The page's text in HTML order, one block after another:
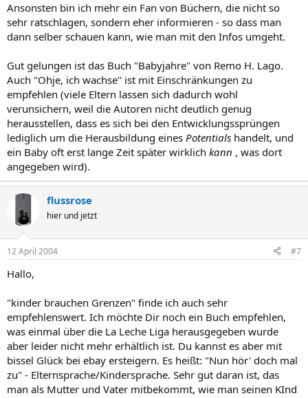
Ansonsten bin ich mehr ein Fan von Büchern, die nicht so
sehr ratschlagen, sondern eher informieren - so dass man
dann selber schauen kann, wie man mit den Infos umgeht.
Gut gelungen ist das Buch "Babyjahre" von Remo H. Lago.
Auch "Ohje, ich wachse" ist mit Einschränkungen zu
empfehlen (viele Eltern lassen sich dadurch wohl
verunsichern, weil die Autoren nicht deutlich genug
herausstellen, dass es sich bei den Entwicklungssprüngen
lediglich um die Herausbildung eines Potentials handelt, und
ein Baby oft erst lange Zeit später wirklich kann , was dort
angegeben wird).
flussrose
hier und jetzt
12 April 2004 #7
Hallo,
"kinder brauchen Grenzen" finde ich auch sehr
empfehlenswert. Ich möchte Dir noch ein Buch empfehlen,
was einmal über die La Leche Liga herausgegeben wurde
aber leider nicht mehr erhältlich ist. Du kannst es aber mit
bissel Glück bei ebay ersteigern. Es heißt: "Nun hör' doch mal
zu" - Elternsprache/Kindersprache. Sehr gut daran ist, das
man als Mutter und Vater mitbekommt, wie man seinen KInd